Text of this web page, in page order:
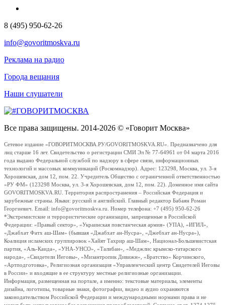
8 (495) 950-62-26
info@govoritmoskva.ru
Реклама на радио
Города вещания
Наши слушатели
Все права защищены. 2014-2026 © «Говорит Москва»
Сетевое издание «ГОВОРИТМОСКВА.РУ/GOVORITMOSKVA.RU». Предназначено для
лиц старше 16 лет. Свидетельство о регистрации СМИ Эл № 77-64961 от 04 марта 2016
года выдано Федеральной службой по надзору в сфере связи, информационных
технологий и массовых коммуникаций (Роскомнадзор). Адрес: 123298, Москва, ул. 3-я
Хорошевская, дом 12, пом. 22. Учредитель Общество с ограниченной ответственностью
«РУ ФМ» (123298 Москва, ул. 3-я Хорошевская, дом 12, пом. 22). Доменное имя сайта
GOVORITMOSKVA.RU. Территория распространения – Российская Федерация и
зарубежные страны. Языки: русский и английский. Главный редактор Бабаян Роман
Георгиевич. Email: info@govoritmoskva.ru. Номер телефона: +7 (495) 950-62-26
*Экстремистские и террористические организации, запрещенные в Российской
Федерации: «Правый сектор», «Украинская повстанческая армия» (УПА), «ИГИЛ»,
«Джабхат Фатх аш-Шам» (бывшая «Джабхат ан-Нусра», «Джебхат ан-Нусра»),
Коалиция исламских группировок «Хайят Тахрир аш-Шам», Национал-Большевистская
партия, «Аль-Каида», «УНА-УНСО», «Талибан», «Меджлис крымско-татарского
народа», «Свидетели Иеговы», «Мизантропик Дивижн», «Братство» Корчинского,
«Артподготовка», Религиозная организация «Управленческий центр Свидетелей Иеговы
в России» и входящие в ее структуру местные религиозные организации.
Информация, размещенная на портале, а именно: текстовые материалы, элементы
дизайна, логотипы, товарные знаки, фотографии, видео и аудио охраняются
законодательством Российской Федерации и международными нормами права и не